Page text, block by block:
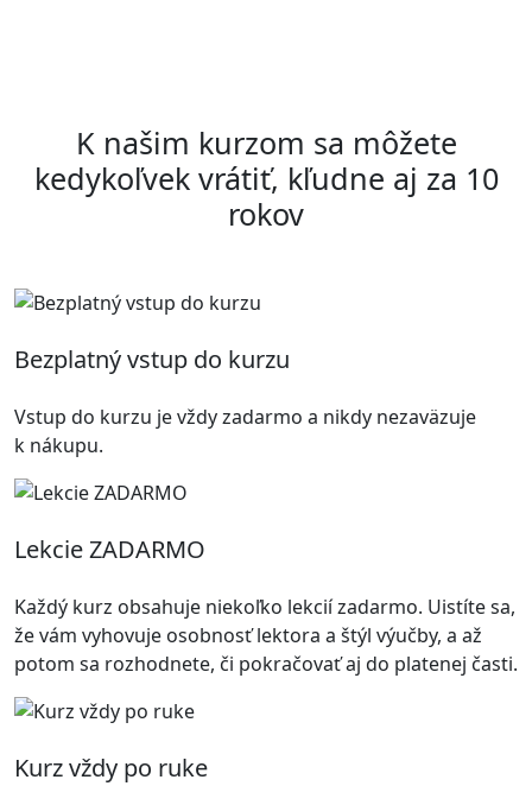
K našim kurzom sa môžete
kedykoľvek vrátiť, kľudne aj za 10
rokov
Bezplatný vstup do kurzu
Vstup do kurzu je vždy zadarmo a nikdy nezaväzuje
k nákupu.
Lekcie ZADARMO
Každý kurz obsahuje niekoľko lekcií zadarmo. Uistíte sa,
že vám vyhovuje osobnosť lektora a štýl výučby, a až
potom sa rozhodnete, či pokračovať aj do platenej časti.
Kurz vždy po ruke